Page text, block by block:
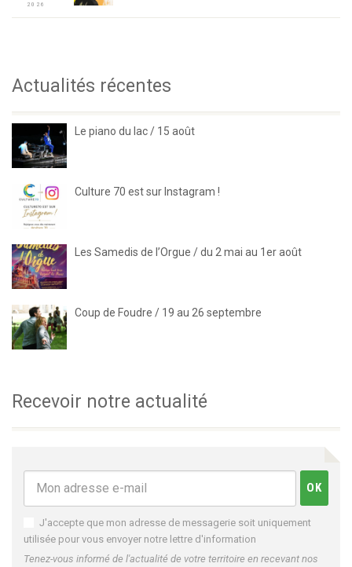
2026
Actualités récentes
Le piano du lac / 15 août
Culture 70 est sur Instagram !
Les Samedis de l’Orgue / du 2 mai au 1er août
Coup de Foudre / 19 au 26 septembre
Recevoir notre actualité
J'accepte que mon adresse de messagerie soit uniquement
utilisée pour vous envoyer notre lettre d'information
Tenez-vous informé de l'actualité de votre territoire en recevant nos